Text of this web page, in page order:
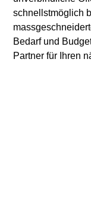
schnellstmöglich
Bedarf und
Partner für Ihren